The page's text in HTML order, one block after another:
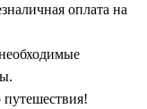
масштабах древней
к скрытым и
Сием Рипа. Среди
оплата на